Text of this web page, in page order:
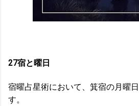
27宿と曜日
宿曜占星術において、箕宿の月曜
す。